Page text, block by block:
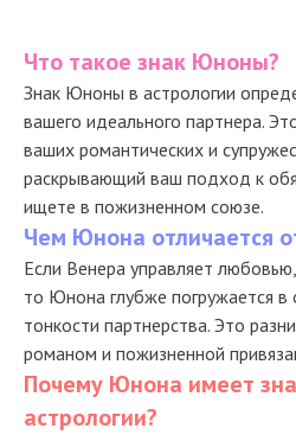
Что такое знак Юноны?
Знак Юноны в астрологии
вашего идеального партнера.
ваших романтических и
раскрывающий ваш подход к
ищете в пожизненном союзе.
Чем Юнона отличается
Если Венера управляет
то Юнона глубже погружается в
тонкости партнерства. Это
романом и пожизненной
Почему Юнона имеет
астрологии?